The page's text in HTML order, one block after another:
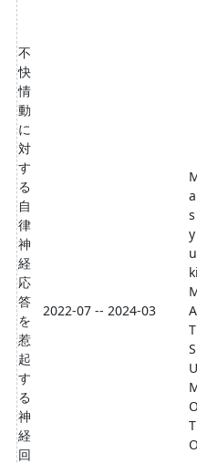
不
快
情
動
に
対
す
る
自
律
神
経
応
答
を
惹
起
す
る
神
経
回
2022-07 -- 2024-03
a
s
y
u
A
T
S
U
T